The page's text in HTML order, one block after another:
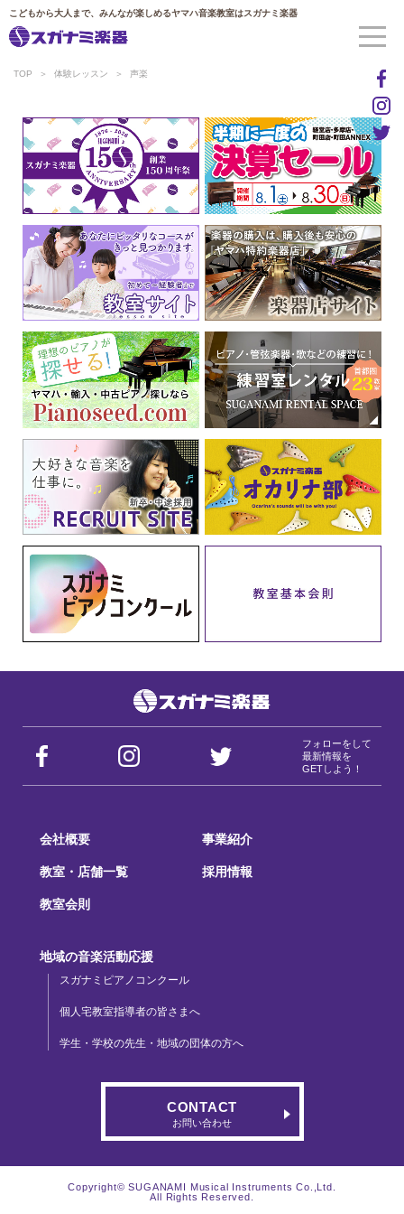
こどもから大人まで、みんなが楽しめるヤマハ音楽教室はスガナミ楽器
TOP 体験レッスン 声楽
フォローをして
最新情報を
GETしよう！
会社概要 事業紹介
教室・店舗一覧 採用情報
教室会則
地域の音楽活動応援
スガナミピアノコンクール
個人宅教室指導者の皆さまへ
学生・学校の先生・地域の団体の方へ
CONTACT
お問い合わせ
Copyright© SUGANAMI Musical Instruments Co.,Ltd.
All Rights Reserved.